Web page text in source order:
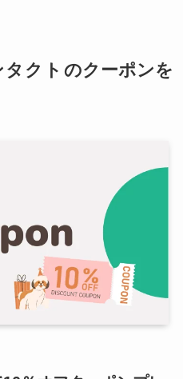
クト のクーポンを